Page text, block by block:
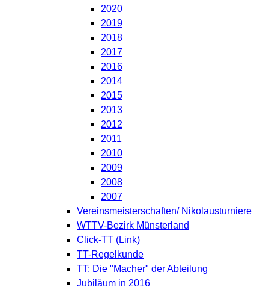
2020
2019
2018
2017
2016
2014
2015
2013
2012
2011
2010
2009
2008
2007
Vereinsmeisterschaften/ Nikolausturniere
WTTV-Bezirk Münsterland
Click-TT (Link)
TT-Regelkunde
TT: Die "Macher" der Abteilung
Jubiläum in 2016